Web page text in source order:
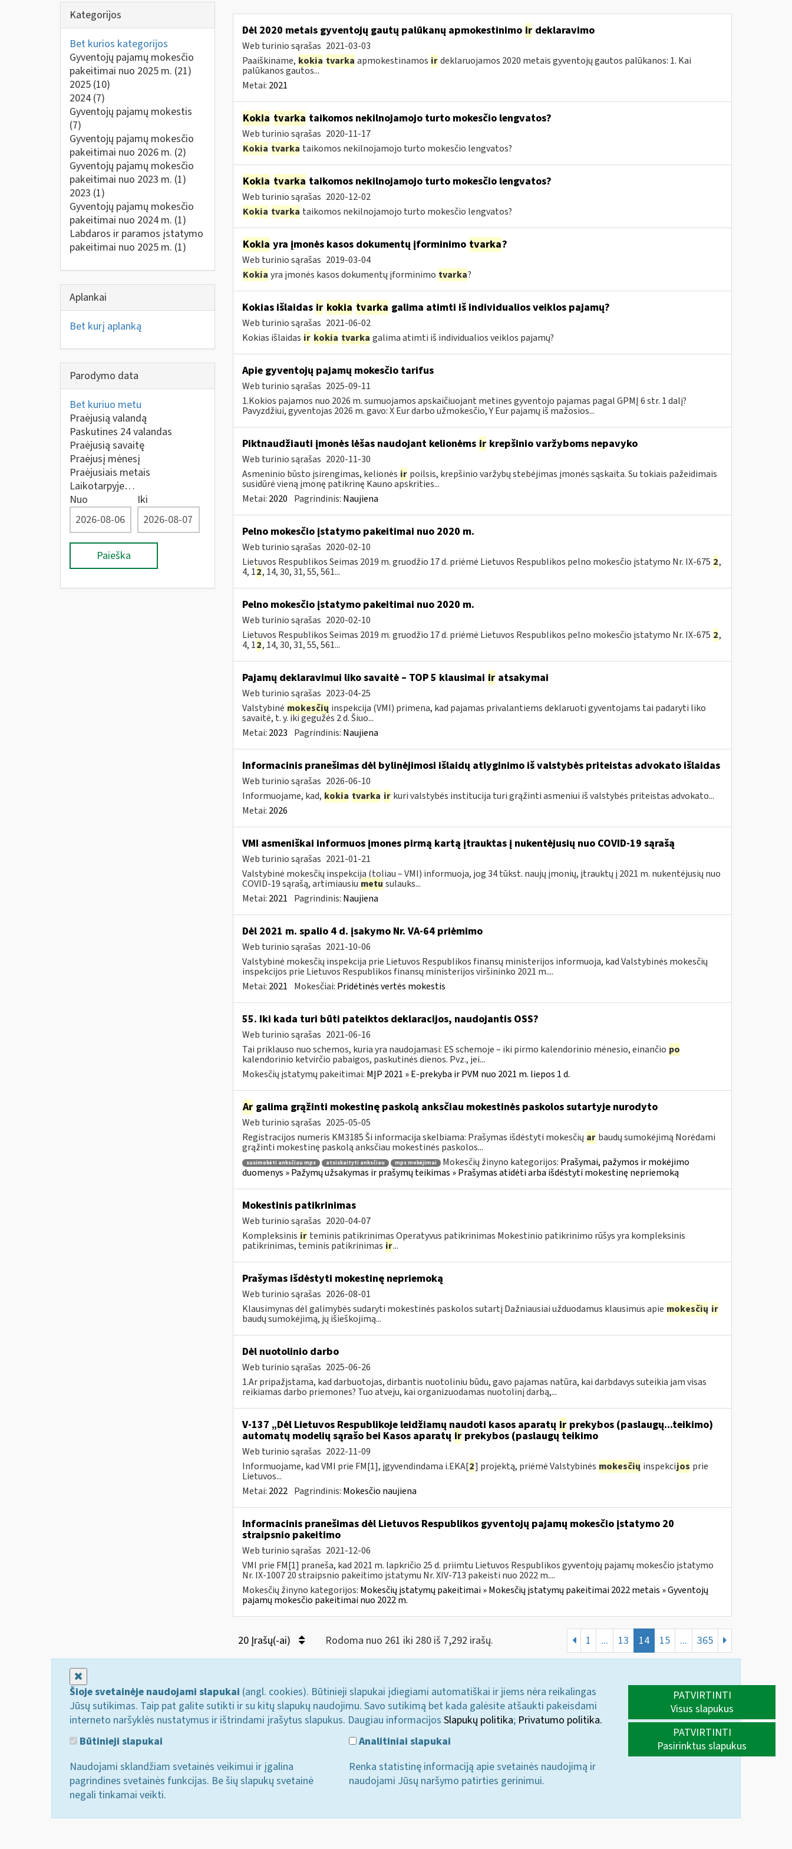
Kategorijos
Bet kurios kategorijos
Gyventojų pajamų mokesčio
pakeitimai nuo 2025 m. (21)
2025 (10)
2024 (7)
Gyventojų pajamų mokestis
(7)
Gyventojų pajamų mokesčio
pakeitimai nuo 2026 m. (2)
Gyventojų pajamų mokesčio
pakeitimai nuo 2023 m. (1)
2023 (1)
Gyventojų pajamų mokesčio
pakeitimai nuo 2024 m. (1)
Labdaros ir paramos įstatymo
pakeitimai nuo 2025 m. (1)
Aplankai
Bet kurį aplanką
Parodymo data
Bet kuriuo metu
Praėjusią valandą
Paskutines 24 valandas
Praėjusią savaitę
Praėjusį mėnesį
Praėjusiais metais
Laikotarpyje…
Nuo
Iki
Paieška
Dėl 2020 metais gyventojų gautų palūkanų apmokestinimo irdeklaravimo
Web turinio sąrašas 2021-03-03
Paaiškiname, kokia tvarka apmokestinamos ir deklaruojamos 2020 metais gyventojų gautos palūkanos: 1. Kai
palūkanos gautos...
Metai: 2021
Kokia tvarka taikomos nekilnojamojo turto mokesčio lengvatos?
Web turinio sąrašas 2020-11-17
Kokia tvarka taikomos nekilnojamojo turto mokesčio lengvatos?
Kokia tvarka taikomos nekilnojamojo turto mokesčio lengvatos?
Web turinio sąrašas 2020-12-02
Kokia tvarka taikomos nekilnojamojo turto mokesčio lengvatos?
Kokia yra įmonės kasos dokumentų įforminimo tvarka?
Web turinio sąrašas 2019-03-04
Kokia yra įmonės kasos dokumentų įforminimo tvarka?
Kokias išlaidas ir kokia tvarka galima atimti iš individualios veiklos pajamų?
Web turinio sąrašas 2021-06-02
Kokias išlaidas ir kokia tvarka galima atimti iš individualios veiklos pajamų?
Apie gyventojų pajamų mokesčio tarifus
Web turinio sąrašas 2025-09-11
1.Kokios pajamos nuo 2026 m. sumuojamos apskaičiuojant metines gyventojo pajamas pagal GPMĮ 6 str. 1 dalį?
Pavyzdžiui, gyventojas 2026 m. gavo: X Eur darbo užmokesčio, Y Eur pajamų iš mažosios...
Piktnaudžiauti įmonės lėšas naudojant kelionėms irkrepšinio varžyboms nepavyko
Web turinio sąrašas 2020-11-30
Asmeninio būsto įsirengimas, kelionės ir poilsis, krepšinio varžybų stebėjimas įmonės sąskaita. Su tokiais pažeidimais
susidūrė vieną įmonę patikrinę Kauno apskrities...
Metai: 2020 Pagrindinis: Naujiena
Pelno mokesčio įstatymo pakeitimai nuo 2020 m.
Web turinio sąrašas 2020-02-10
Lietuvos Respublikos Seimas 2019 m. gruodžio 17 d. priėmė Lietuvos Respublikos pelno mokesčio įstatymo Nr. IX-675 2,
4, 12, 14, 30, 31, 55, 561...
Pelno mokesčio įstatymo pakeitimai nuo 2020 m.
Web turinio sąrašas 2020-02-10
Lietuvos Respublikos Seimas 2019 m. gruodžio 17 d. priėmė Lietuvos Respublikos pelno mokesčio įstatymo Nr. IX-675 2,
4, 12, 14, 30, 31, 55, 561...
Pajamų deklaravimui liko savaitė – TOP 5 klausimai iratsakymai
Web turinio sąrašas 2023-04-25
Valstybinė mokesčių inspekcija (VMI) primena, kad pajamas privalantiems deklaruoti gyventojams tai padaryti liko
savaitė, t. y. iki gegužės 2 d. Šiuo...
Metai: 2023 Pagrindinis: Naujiena
Informacinis pranešimas dėl bylinėjimosi išlaidų atlyginimo iš valstybės priteistas advokato išlaidas
Web turinio sąrašas 2026-06-10
Informuojame, kad, kokia tvarka ir kuri valstybės institucija turi grąžinti asmeniui iš valstybės priteistas advokato...
Metai: 2026
VMI asmeniškai informuos įmones pirmą kartą įtrauktas į nukentėjusių nuo COVID-19 sąrašą
Web turinio sąrašas 2021-01-21
Valstybinė mokesčių inspekcija (toliau – VMI) informuoja, jog 34 tūkst. naujų įmonių, įtrauktų į 2021 m. nukentėjusių nuo
COVID-19 sąrašą, artimiausiu metu sulauks...
Metai: 2021 Pagrindinis: Naujiena
Dėl 2021 m. spalio 4 d. įsakymo Nr. VA-64 priėmimo
Web turinio sąrašas 2021-10-06
Valstybinė mokesčių inspekcija prie Lietuvos Respublikos finansų ministerijos informuoja, kad Valstybinės mokesčių
inspekcijos prie Lietuvos Respublikos finansų ministerijos viršininko 2021 m....
Metai: 2021 Mokesčiai: Pridėtinės vertės mokestis
55. Iki kada turi būti pateiktos deklaracijos, naudojantis OSS?
Web turinio sąrašas 2021-06-16
Tai priklauso nuo schemos, kuria yra naudojamasi: ES schemoje – iki pirmo kalendorinio mėnesio, einančio po
kalendorinio ketvirčio pabaigos, paskutinės dienos. Pvz., jei...
Mokesčių įstatymų pakeitimai: MĮP 2021 » E-prekyba ir PVM nuo 2021 m. liepos 1 d.
Argalima grąžinti mokestinę paskolą anksčiau mokestinės paskolos sutartyje nurodyto
Web turinio sąrašas 2025-05-05
Registracijos numeris KM3185 Ši informacija skelbiama: Prašymas išdėstyti mokesčių ar baudų sumokėjimą Norėdami
grąžinti mokestinę paskolą anksčiau mokestinės paskolos...
susimokėti anksčiau mps atsiskaityti anksčiau mps mokėjimai Mokesčių žinyno kategorijos: Prašymai, pažymos ir mokėjimo
duomenys » Pažymų užsakymas ir prašymų teikimas » Prašymas atidėti arba išdėstyti mokestinę nepriemoką
Mokestinis patikrinimas
Web turinio sąrašas 2020-04-07
Kompleksinis ir teminis patikrinimas Operatyvus patikrinimas Mokestinio patikrinimo rūšys yra kompleksinis
patikrinimas, teminis patikrinimas ir...
Prašymas išdėstyti mokestinę nepriemoką
Web turinio sąrašas 2026-08-01
Klausimynas dėl galimybės sudaryti mokestinės paskolos sutartį Dažniausiai užduodamus klausimus apie mokesčių ir
baudų sumokėjimą, jų išieškojimą...
Dėl nuotolinio darbo
Web turinio sąrašas 2025-06-26
1.Ar pripažįstama, kad darbuotojas, dirbantis nuotoliniu būdu, gavo pajamas natūra, kai darbdavys suteikia jam visas
reikiamas darbo priemones? Tuo atveju, kai organizuodamas nuotolinį darbą,...
V-137 „Dėl Lietuvos Respublikoje leidžiamų naudoti kasos aparatų irprekybos (paslaugų...teikimo)
automatų modelių sąrašo bei Kasos aparatų irprekybos (paslaugų teikimo
Web turinio sąrašas 2022-11-09
Informuojame, kad VMI prie FM[1], įgyvendindama i.EKA[2] projektą, priėmė Valstybinės mokesčių inspekcijos prie
Lietuvos...
Metai: 2022 Pagrindinis: Mokesčio naujiena
Informacinis pranešimas dėl Lietuvos Respublikos gyventojų pajamų mokesčio įstatymo 20
straipsnio pakeitimo
Web turinio sąrašas 2021-12-06
VMI prie FM[1] praneša, kad 2021 m. lapkričio 25 d. priimtu Lietuvos Respublikos gyventojų pajamų mokesčio įstatymo
Nr. IX-1007 20 straipsnio pakeitimo įstatymu Nr. XIV-713 pakeisti nuo 2022 m....
Mokesčių žinyno kategorijos: Mokesčių įstatymų pakeitimai » Mokesčių įstatymų pakeitimai 2022 metais » Gyventojų
pajamų mokesčio pakeitimai nuo 2022 m.
20 Įrašų(-ai) Rodoma nuo 261 iki 280 iš 7,292 irašų. 1 ... 13 14 15 ... 365
Šioje svetainėje naudojami slapukai (angl. cookies). Būtinieji slapukai įdiegiami automatiškai ir jiems nėra reikalingas
Jūsų sutikimas. Taip pat galite sutikti ir su kitų slapukų naudojimu. Savo sutikimą bet kada galėsite atšaukti pakeisdami
interneto naršyklės nustatymus ir ištrindami įrašytus slapukus. Daugiau informacijos Slapukų politika; Privatumo politika.
Būtinieji slapukai
Naudojami sklandžiam svetainės veikimui ir įgalina
pagrindines svetainės funkcijas. Be šių slapukų svetainė
negali tinkamai veikti.
Analitiniai slapukai
Renka statistinę informaciją apie svetainės naudojimą ir
naudojami Jūsų naršymo patirties gerinimui.
PATVIRTINTI
Visus slapukus
PATVIRTINTI
Pasirinktus slapukus